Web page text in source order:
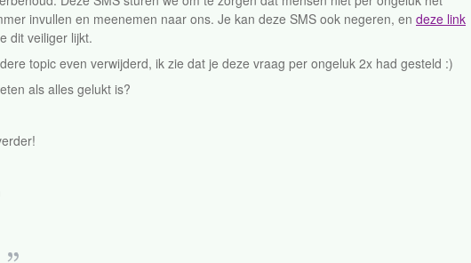
invullen en meenemen naar ons. Je kan deze SMS ook negeren, en deze link
dit veiliger lijkt.
topic even verwijderd, ik zie dat je deze vraag per ongeluk 2x had gesteld :)
als alles gelukt is?